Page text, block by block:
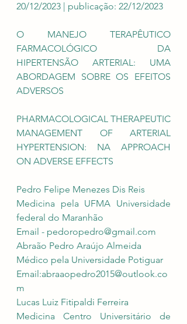
20/12/2023 | publicação: 22/12/2023
O MANEJO TERAPÊUTICO
FARMACOLÓGICO DA
HIPERTENSÃO ARTERIAL: UMA
ABORDAGEM SOBRE OS EFEITOS
ADVERSOS
PHARMACOLOGICAL THERAPEUTIC
MANAGEMENT OF ARTERIAL
HYPERTENSION: NA APPROACH
ON ADVERSE EFFECTS
Pedro Felipe Menezes Dis Reis
Medicina pela UFMA Universidade
federal do Maranhão
Email - pedoropedro@gmail.com
Abraão Pedro Araújo Almeida
Médico pela Universidade Potiguar
Email:abraaopedro2015@outlook.co
m
Lucas Luiz Fitipaldi Ferreira
Medicina Centro Universitário de